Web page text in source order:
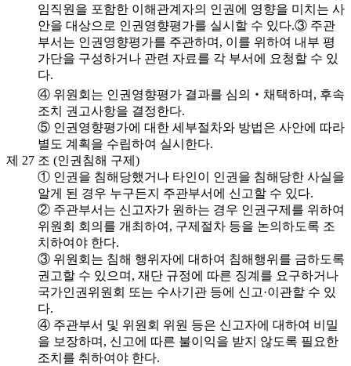
임직원을 포함한 이해관계자의 인권에 영향을 미치는 사
안을 대상으로 인권영향평가를 실시할 수 있다.③ 주관
부서는 인권영향평가를 주관하며, 이를 위하여 내부 평
가단을 구성하거나 관련 자료를 각 부서에 요청할 수 있
다.
④ 위원회는 인권영향평가 결과를 심의‧채택하며, 후속
조치 권고사항을 결정한다.
⑤ 인권영향평가에 대한 세부절차와 방법은 사안에 따라
별도 계획을 수립하여 실시한다.
제 27 조 (인권침해 구제)
① 인권을 침해당했거나 타인이 인권을 침해당한 사실을
알게 된 경우 누구든지 주관부서에 신고할 수 있다.
② 주관부서는 신고자가 원하는 경우 인권구제를 위하여
위원회 회의를 개최하여, 구제절차 등을 논의하도록 조
치하여야 한다.
③ 위원회는 침해 행위자에 대하여 침해행위를 금하도록
권고할 수 있으며, 재단 규정에 따른 징계를 요구하거나
국가인권위원회 또는 수사기관 등에 신고·이관할 수 있
다.
④ 주관부서 및 위원회 위원 등은 신고자에 대하여 비밀
을 보장하며, 신고에 따른 불이익을 받지 않도록 필요한
조치를 취하여야 한다.